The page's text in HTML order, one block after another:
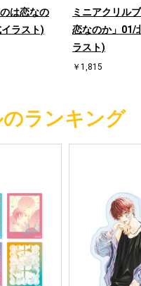
は恋なの
ラスト)
ミニアクリル
恋なのか」01/
ラスト)
￥1,815
ランキング